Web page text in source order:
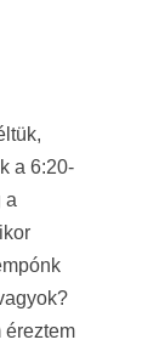
a 6:20-
a
éreztem